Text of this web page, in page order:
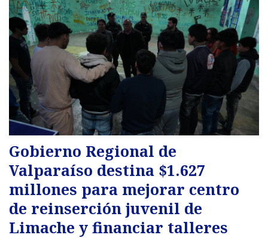
Gobierno Regional de
Valparaíso destina $1.627
millones para mejorar centro
de reinserción juvenil de
Limache y financiar talleres